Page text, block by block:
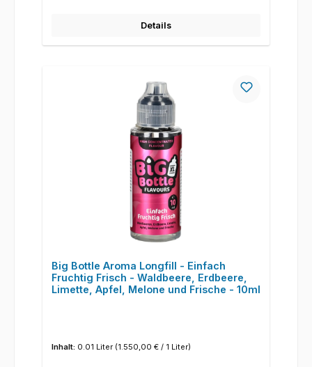
Details
Big Bottle Aroma Longfill - Einfach
Fruchtig Frisch - Waldbeere, Erdbeere,
Limette, Apfel, Melone und Frische - 10ml
Inhalt: 0.01 Liter (1.550,00 € / 1 Liter)